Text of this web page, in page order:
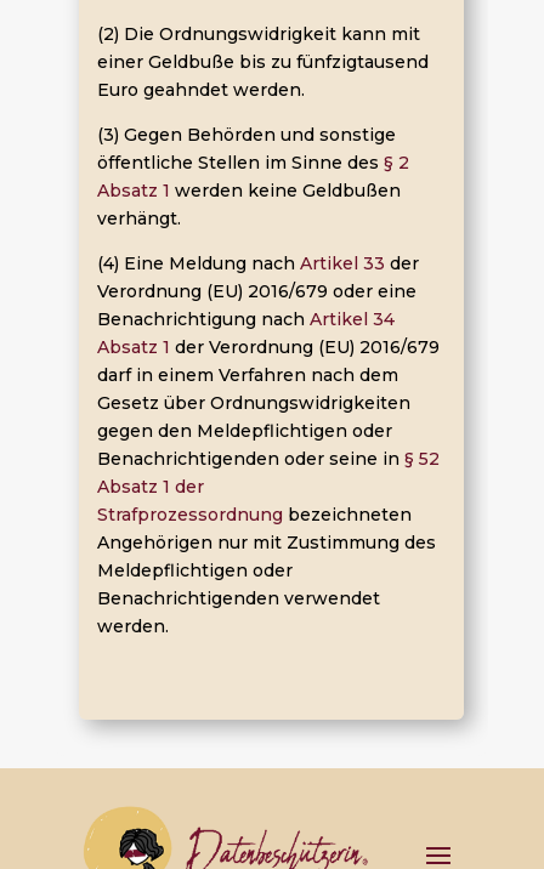
(2) Die Ordnungswidrigkeit kann mit
einer Geldbuße bis zu fünfzigtausend
Euro geahndet werden.
(3) Gegen Behörden und sonstige
öffentliche Stellen im Sinne des § 2
Absatz 1 werden keine Geldbußen
verhängt.
(4) Eine Meldung nach Artikel 33 der
Verordnung (EU) 2016/679 oder eine
Benachrichtigung nach Artikel 34
Absatz 1 der Verordnung (EU) 2016/679
darf in einem Verfahren nach dem
Gesetz über Ordnungswidrigkeiten
gegen den Meldepflichtigen oder
Benachrichtigenden oder seine in § 52
Absatz 1 der
Strafprozessordnung bezeichneten
Angehörigen nur mit Zustimmung des
Meldepflichtigen oder
Benachrichtigenden verwendet
werden.